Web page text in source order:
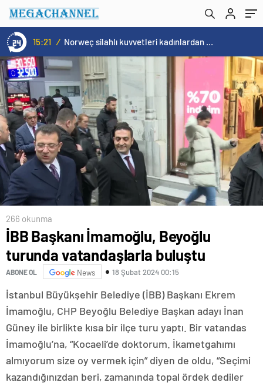
15:20 / Cristiano Ronaldo’nun akıllara zarar tüm kariyerinin istatistiğini çıkardık !
266 okunma
İBB Başkanı İmamoğlu, Beyoğlu
turunda vatandaşlarla buluştu
ABONE OL News 18 Şubat 2024 00:15
İstanbul Büyükşehir Belediye (İBB) Başkanı Ekrem
İmamoğlu, CHP Beyoğlu Belediye Başkan adayı İnan
Güney ile birlikte kısa bir ilçe turu yaptı. Bir vatandas
İmamoğlu’na, “Kocaeli’de doktorum. İkametgahımı
almıyorum size oy vermek için” diyen de oldu, “Seçimi
kazandığınızdan beri, zamanında topal ördek dediler
turuncuya boyandı